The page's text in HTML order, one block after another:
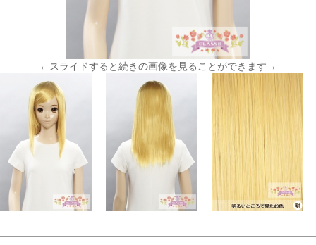
←スライドすると続きの画像を見ることができます→